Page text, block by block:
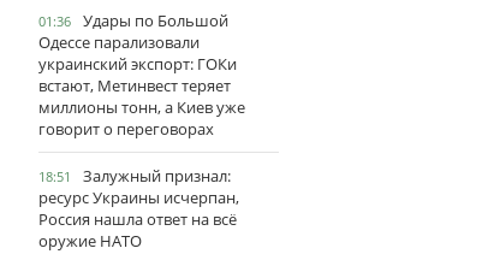
01:36
Удары по Большой
Одессе парализовали
украинский экспорт: ГОКи
встают, Метинвест теряет
миллионы тонн, а Киев уже
говорит о переговорах
18:51
Залужный признал:
ресурс Украины исчерпан,
Россия нашла ответ на всё
оружие НАТО